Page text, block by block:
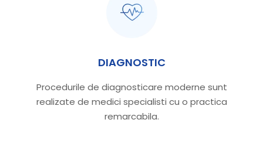
DIAGNOSTIC
Procedurile de diagnosticare moderne sunt
realizate de medici specialisti cu o practica
remarcabila.